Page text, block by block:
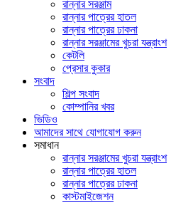
রান্নার সরঞ্জাম
রান্নার পাত্রের হাতল
রান্নার পাত্রের ঢাকনা
রান্নার সরঞ্জামের খুচরা যন্ত্রাংশ
কেটলি
প্রেসার কুকার
সংবাদ
শিল্প সংবাদ
কোম্পানির খবর
ভিডিও
আমাদের সাথে যোগাযোগ করুন
সমাধান
রান্নার সরঞ্জামের খুচরা যন্ত্রাংশ
রান্নার পাত্রের হাতল
রান্নার পাত্রের ঢাকনা
কাস্টমাইজেশন